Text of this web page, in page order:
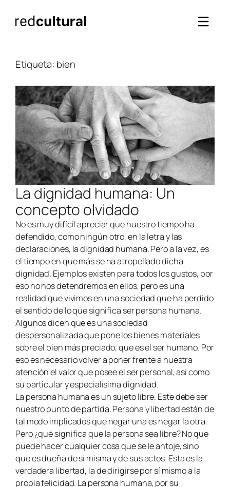
Etiqueta: bien
La dignidad humana: Un
concepto olvidado
No es muy difícil apreciar que nuestro tiempo ha
defendido, como ningún otro, en la letra y las
declaraciones, la dignidad humana. Pero a la vez, es
el tiempo en que más se ha atropellado dicha
dignidad. Ejemplos existen para todos los gustos, por
eso no nos detendremos en ellos, pero es una
realidad que vivimos en una sociedad que ha perdido
el sentido de lo que significa ser persona humana.
Algunos dicen que es una sociedad
despersonalizada que pone los bienes materiales
sobre el bien más preciado, que es el ser humano. Por
eso es necesario volver a poner frente a nuestra
atención el valor que posee el ser personal, así como
su particular y especialísima dignidad.
La persona humana es un sujeto libre. Este debe ser
nuestro punto de partida. Persona y libertad están de
tal modo implicados que negar una es negar la otra.
Pero ¿qué significa que la persona sea libre? No que
puede hacer cualquier cosa que se le antoje, sino
que es dueña de sí misma y de sus actos. Esta es la
verdadera libertad, la de dirigirse por sí mismo a la
propia felicidad. La persona humana, por su